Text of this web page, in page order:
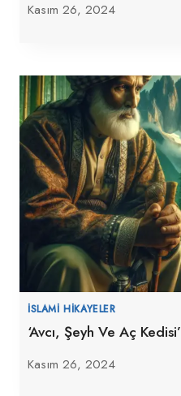
Kasım 26, 2024
İSLAMI HIKAYELER
‘Avcı, Şeyh Ve Aç Kedisi’
Kasım 26, 2024